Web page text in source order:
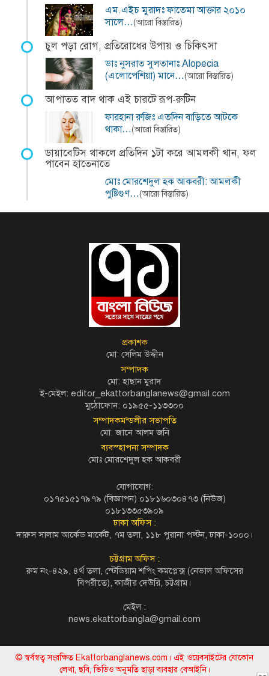
এম.এইচ মুরাদঃ ফাতেমা আক্তার ২০১০
সালে…(আরো বিস্তারিত)
চুল পড়া রোগ, প্রতিরোধের উপায় ও চিকিৎসা
ডাঃ নুসরাত সুলতানাঃ Alopecia
(এলোপেশিয়া) মানে…(আরো বিস্তারিত)
আপাতত বাদ থাক এই চারটে রূপ-রুটিন
ফারহানা রুজিঃ এতদিন বাড়িতে আটকে
থাকা…(আরো বিস্তারিত)
ডায়াবেটিস থাকলে প্রতিদিন ১টা করে আমলকী খান, ফল
পাবেন হাতেনাতে
মোঃ মোরশেদুল হক আকবরী: আমলকী
পুষ্টিগুণ…(আরো বিস্তারিত)
প্রকাশক
মো: সেলিম উদ্দীন
সম্পাদক
মো: হাছান মুরাদ
ই-মেইল: editor_ekattorbanglanews@gmail.com
মুঠোফোন: ০১৯৫৫-১১৩৩০০
সম্পাদকমন্ডলীর সভাপতি
মো: জানে আলম জনি
ব্যবস্হাপনা সম্পাদক
মোঃ মোরশেদুল হক আকবরী
যোগাযোগ:
০১৭৫১৫১৭৯৭৯ (বিজ্ঞাপন) ০১৮১৬০৩০৪৭৩ (নিউজ)
০১৮১৩৩৫৩৯০৯
ঢাকা অফিস :
দারুস সালাম আর্কেড মার্কেট, ৭ম তলা, ১১৮ পুরানা পল্টন, ঢাকা-১০০০।
চট্টগ্রাম অফিস :
রুম নং-৪২৯, ৪র্থ তলা, স্টেডিয়াম শপিং কমপ্লেক্স (নেভাল অফিসের
বিপরীতে), কাজীর দেউরি, চট্টগ্রাম।
মেইল :
news.ekattorbangla@gmail.com
© স্বর্বস্বত্ব সংরক্ষিত Ekattorbanglanews.com। এই ওয়েবসাইটের যোকোন
লেখা, ছবি, ভিডিও অনুমতি ছাড়া ব্যবহার বেআইনি।